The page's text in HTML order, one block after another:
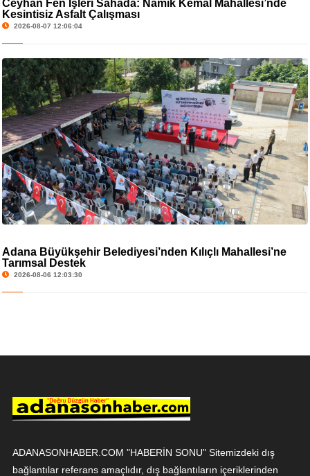
Ceyhan Fen İşleri Sahada: Namık Kemal Mahallesi’nde
Kesintisiz Asfalt Çalışması
2026-08-07 12:06:04
Adana Büyükşehir Belediyesi’nden Kılıçlı Mahallesi’ne
Tarımsal Destek
2026-08-06 12:03:30
ADANASONHABER.COM "HABERİN SONU" Sitemizdeki dış
bağlantılar referans amaçlıdır, dış bağlantıların içeriklerinden